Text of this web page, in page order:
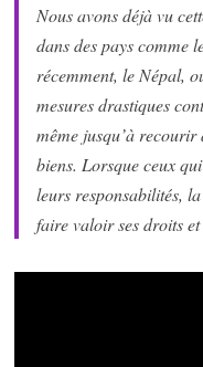
Nous avons déjà vu
dans des pays comme
récemment, le Népal,
mesures drastiques
même jusqu’à
biens. Lorsque ceux
leurs responsabilités,
faire valoir ses droits